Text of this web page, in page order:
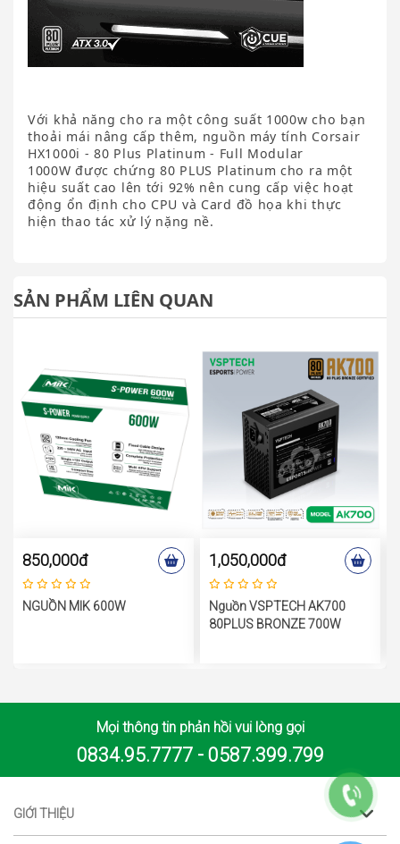
Với khả năng cho ra một công suất 1000w cho bạn
thoải mái nâng cấp thêm, nguồn máy tính Corsair
HX1000i - 80 Plus Platinum - Full Modular
1000W được chứng 80 PLUS Platinum cho ra một
hiệu suất cao lên tới 92% nên cung cấp việc hoạt
động ổn định cho CPU và Card đồ họa khi thực
hiện thao tác xử lý nặng nề.
SẢN PHẨM LIÊN QUAN
850,000đ
NGUỒN MIK 600W
1,050,000đ
Nguồn VSPTECH AK700
80PLUS BRONZE 700W
Mọi thông tin phản hồi vui lòng gọi
0834.95.7777 - 0587.399.799
GIỚI THIỆU